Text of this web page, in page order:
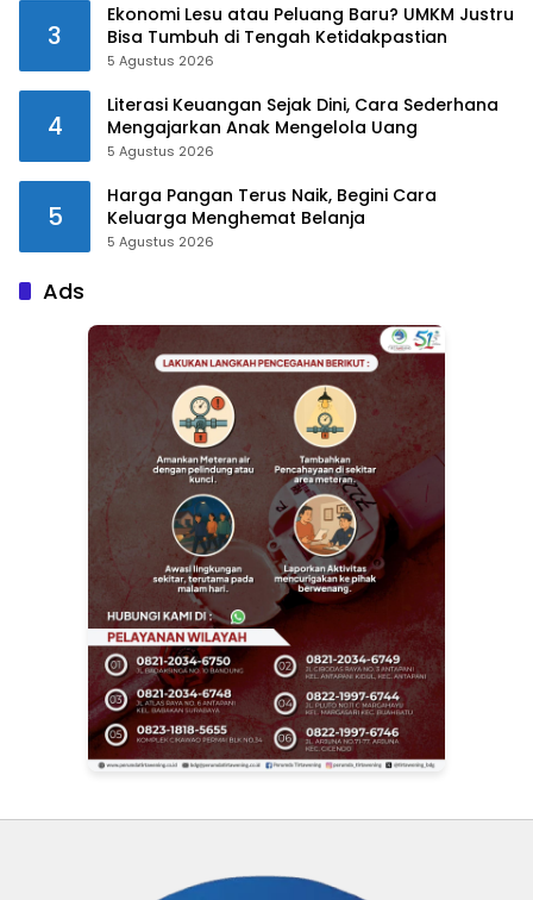
3
Ekonomi Lesu atau Peluang Baru? UMKM Justru
Bisa Tumbuh di Tengah Ketidakpastian
5 Agustus 2026
4
Literasi Keuangan Sejak Dini, Cara Sederhana
Mengajarkan Anak Mengelola Uang
5 Agustus 2026
5
Harga Pangan Terus Naik, Begini Cara
Keluarga Menghemat Belanja
5 Agustus 2026
Ads